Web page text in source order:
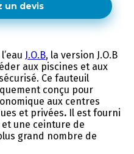
J.O.B, la version J.O.B
aux piscines et aux
Ce fauteuil
conçu pour
aux centres
et privées. Il est fourni
et une ceinture de
grand nombre de
un devis